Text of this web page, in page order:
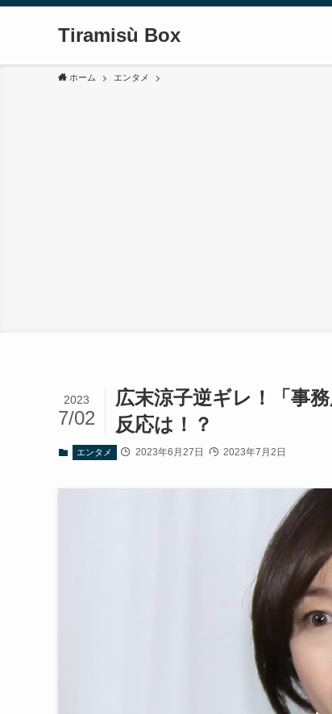
Tiramisù Box
ホーム エンタメ
広末涼子逆ギレ！「事
反応は！？
2023
7/02
エンタメ 2023年6月27日 2023年7月2日